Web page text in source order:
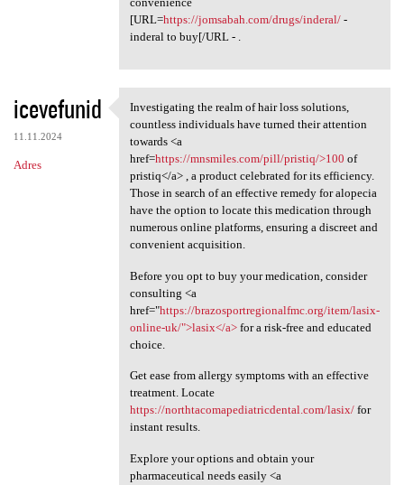
[URL=https://jomsabah.com/drugs/inderal/-
inderal to buy[/URL - .
icevefunid
11.11.2024
Adres
Investigating the realm of
Investigating the realm of hair loss solutions,
countless individuals have turned their attention
towards <a
href=https://mnsmiles.com/pill/pristiq/>100 of
pristiq</a> , a product celebrated for its efficiency.
Those in search of an effective remedy for alopecia
have the option to locate this medication through
numerous online platforms, ensuring a discreet and
convenient acquisition.
Before you opt to buy your medication, consider
consulting <a
href="https://brazosportregionalfmc.org/item/lasix-
online-uk/">lasix</a>for a risk-free and educated
choice.
Get ease from allergy symptoms with an effective
treatment. Locate
https://northtacomapediatricdental.com/lasix/for
instant results.
Explore your options and obtain your
pharmaceutical needs easily <a